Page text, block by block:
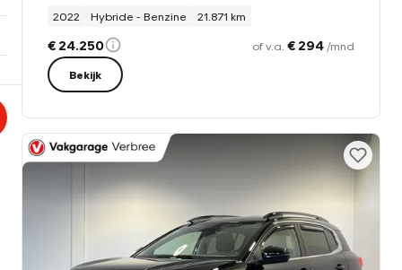
2022
Hybride - Benzine 21.871 km
€ 24.250 of v.a. € 294 /mnd
Bekijk